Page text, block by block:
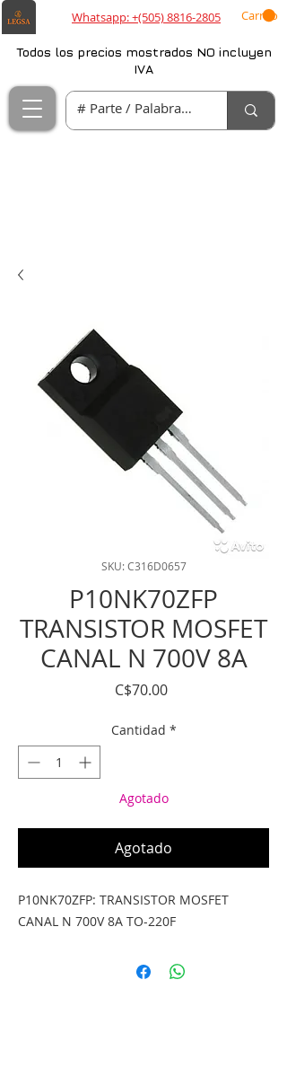
Whatsapp: +(505) 8816-2805 Carrito
Todos los precios mostrados NO incluyen
IVA
SKU: C316D0657
P10NK70ZFP
TRANSISTOR MOSFET
CANAL N 700V 8A
C$70.00Precio
Cantidad *
Agotado
Agotado
P10NK70ZFP: TRANSISTOR MOSFET
CANAL N 700V 8A TO-220F